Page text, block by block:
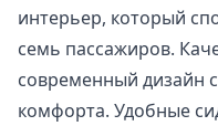
интерьер, который
семь пассажиров.
современный дизайн
комфорта. Удобные